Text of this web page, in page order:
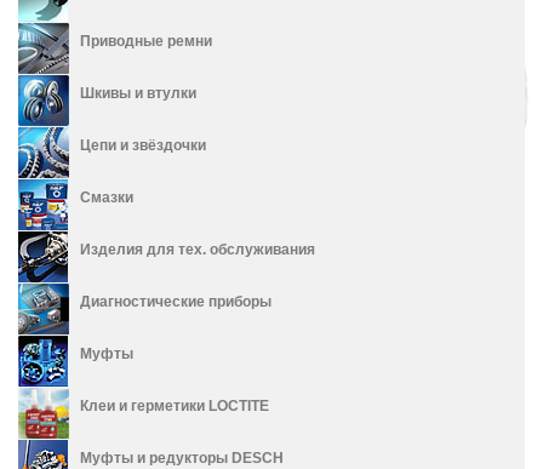
Приводные ремни
Шкивы и втулки
Цепи и звёздочки
Смазки
Изделия для тех. обслуживания
Диагностические приборы
Муфты
Клеи и герметики LOCTITE
Муфты и редукторы DESCH